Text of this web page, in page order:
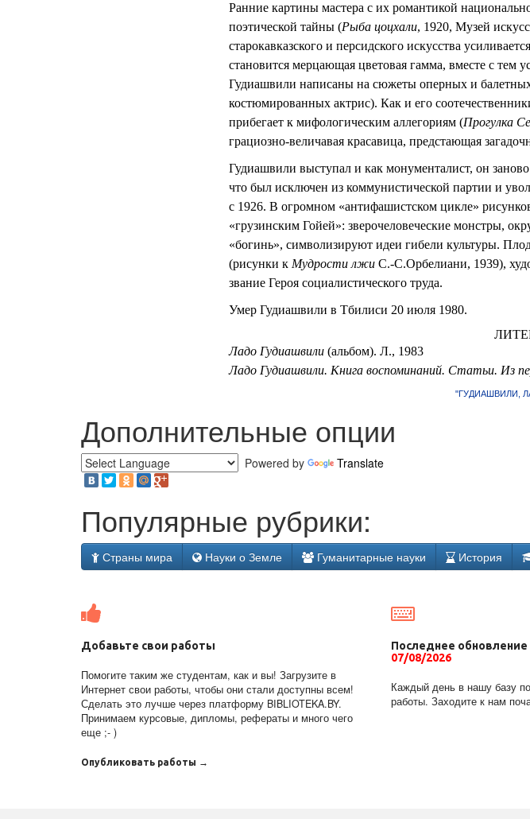
Ранние картины мастера с их романтикой
поэтической тайны (Рыба цоцхали, 1920, Музей
старокавказского и персидского искусства
становится мерцающая цветовая гамма, вместе с тем
Гудиашвили написаны на сюжеты оперных и
костюмированных актрис). Как и его
прибегает к мифологическим аллегориям (Прогулка
грациозно-величавая красавица, предстающая
Гудиашвили выступал и как монументалист, он
что был исключен из коммунистической партии и
с 1926. В огромном «антифашистском цикле»
«грузинским Гойей»: зверочеловеческие монстры,
«богинь», символизируют идеи гибели культуры.
(рисунки к Мудрости лжи С.-С.Орбелиани, 1939),
звание Героя социалистического труда.
Умер Гудиашвили в Тбилиси 20 июля 1980.
Ладо Гудиашвили (альбом). Л., 1983
Ладо Гудиашвили. Книга воспоминаний. Статьи. Из
"ГУДИАШВИЛИ,
Дополнительные опции
Powered by Translate
Популярные рубрики:
Страны мира Науки о Земле Гуманитарные науки История
Добавьте свои работы
Помогите таким же студентам, как и вы! Загрузите в
Интернет свои работы, чтобы они стали доступны всем!
Сделать это лучше через платформу BIBLIOTEKA.BY.
Принимаем курсовые, дипломы, рефераты и много чего
еще ;- )
Опубликовать работы →
Последнее обновление
07/08/2026
Каждый день в нашу базу
работы. Заходите к нам